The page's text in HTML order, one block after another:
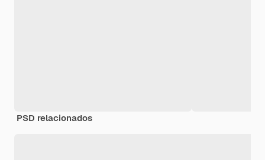
PSD relacionados